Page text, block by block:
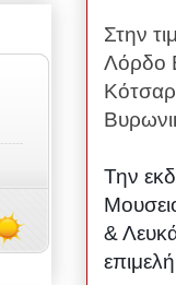
Στην
Λόρδo
Την
&